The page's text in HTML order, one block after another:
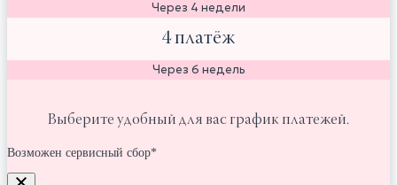
Через 4 недели
4 платёж
Через 6 недель
Выберите удобный для вас график платежей.
Возможен сервисный сбор*